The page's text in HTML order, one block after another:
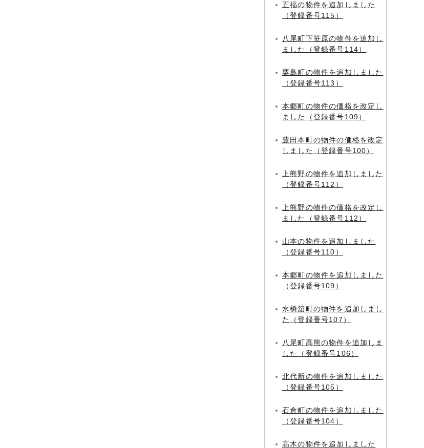
五福の物件を追加しました
（登録番号115）
八尾町下笹原の物件を追加し
ました（登録番号114）
粟島町の物件を追加しました
（登録番号113）
本郷町の物件の価格を改定し
ました（登録番号109）
豊田本町の物件の価格を改定
しました（登録番号100）
上熊野の物件を追加しました
（登録番号112）
上熊野の物件の価格を改定し
ました（登録番号112）
山本の物件を追加しました
（登録番号110）
本郷町の物件を追加しました
（登録番号109）
水橋舘町の物件を追加しまし
た（登録番号107）
八尾町高熊の物件を追加しま
した（登録番号106）
北代新の物件を追加しました
（登録番号105）
石倉町の物件を追加しました
（登録番号104）
高木の物件を追加しました